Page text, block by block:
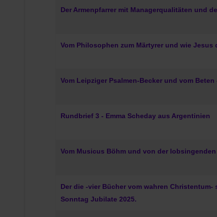
Der Armenpfarrer mit Managerqualitäten und
Vom Philosophen zum Märtyrer und wie
Vom Leipziger Psalmen-Becker und vom
Rundbrief 3 - Emma Scheday aus Argentinien
Vom Musicus Böhm und von der
Der die -vier Bücher vom wahren
Sonntag Jubilate 2025.